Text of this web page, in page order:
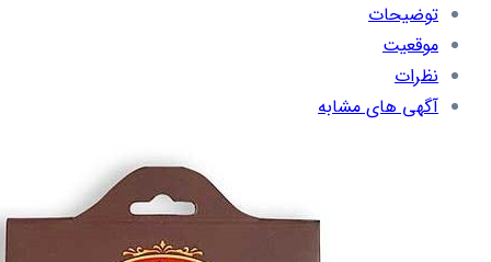
توضیحات
موقعیت
نظرات
آگهی های مشابه